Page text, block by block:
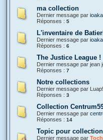
ma collection
Dernier message par
Réponses : 5
L'inventaire de
Dernier message par
Réponses : 6
The Justice League
Dernier message par jean
Réponses : 7
Notre collections
Dernier message par
Réponses : 3
Collection
Dernier message par
Réponses : 14
Topic pour
Dernier message par